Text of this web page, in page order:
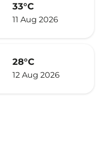
33°C
11 Aug 2026
28°C
12 Aug 2026